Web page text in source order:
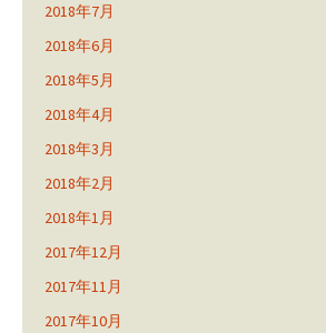
2018年7月
2018年6月
2018年5月
2018年4月
2018年3月
2018年2月
2018年1月
2017年12月
2017年11月
2017年10月